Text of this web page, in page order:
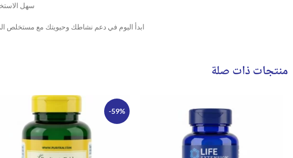
سهل
ابدأ اليوم في دعم نشاطك وحيويتك مع مستخلص
منتجات ذات صلة
-59%